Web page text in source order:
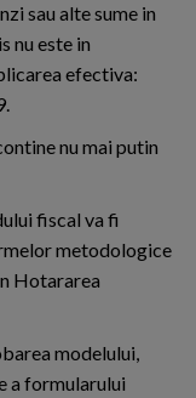
sau alte sume in
nu este in
efectiva:
nu mai putin
fiscal va fi
metodologice
Hotararea
modelului,
a formularului